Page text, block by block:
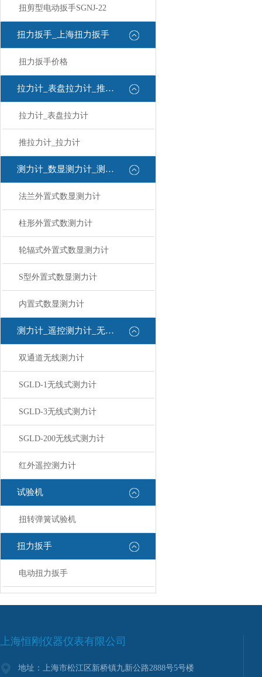
扭剪型电动扳手SGNJ-22
扭力扳手_上海扭力扳手
扭力扳手价格
拉力计_表盘拉力计_推拉力计
拉力计_表盘拉力计
推拉力计_拉力计
测力计_数显测力计_测力计
法兰外置式数显测力计
柱形外置式数测力计
轮辐式外置式数显测力计
S型外置式数显测力计
内置式数显测力计
测力计_遥控测力计_无线测力计
双通道无线测力计
SGLD-1无线式测力计
SGLD-3无线式测力计
SGLD-200无线式测力计
红外遥控测力计
试验机
扭转弹簧试验机
扭力扳手
电动扭力扳手
上海恒刚仪器仪表有限公司
地址：上海市松江区新桥镇九新公路2888号5号楼